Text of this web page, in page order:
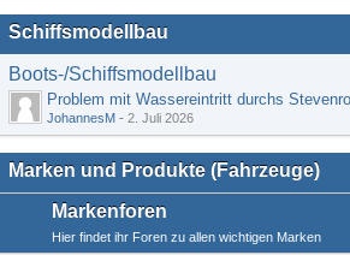
Schiffsmodellbau
Boots-/Schiffsmodellbau
Problem mit Wassereintritt durchs
JohannesM - 2. Juli 2026
Marken und Produkte (Fahrzeuge)
Markenforen
Hier findet ihr Foren zu allen wichtigen Marken